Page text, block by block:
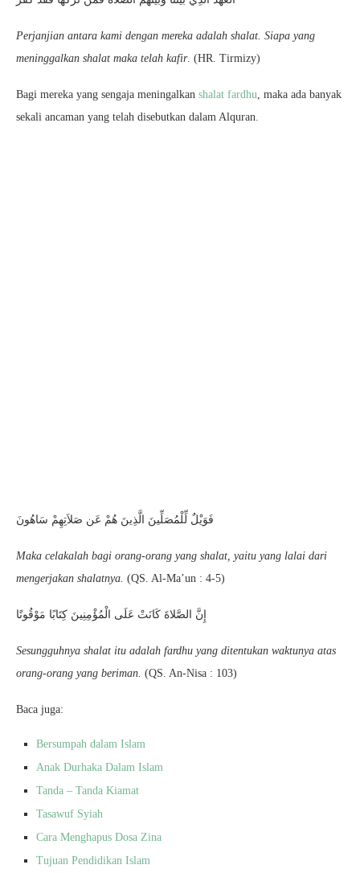
Perjanjian antara kami dengan mereka adalah shalat. Siapa yang
meninggalkan shalat maka telah kafir. (HR. Tirmizy)
Bagi mereka yang sengaja meningalkan shalat fardhu, maka ada banyak
sekali ancaman yang telah disebutkan dalam Alquran.
فَوَيْلٌ لِّلْمُصَلِّينَ الَّذِينَ هُمْ عَن صَلاَتِهِمْ سَاهُونَ
Maka celakalah bagi orang-orang yang shalat, yaitu yang lalai dari
mengerjakan shalatnya. (QS. Al-Ma’un : 4-5)
إِنَّ الصَّلاةَ كَانَتْ عَلَى الْمُؤْمِنِينَ كِتَابًا مَوْقُوتًا
Sesungguhnya shalat itu adalah fardhu yang ditentukan waktunya atas
orang-orang yang beriman. (QS. An-Nisa : 103)
Baca juga:
Bersumpah dalam Islam
Anak Durhaka Dalam Islam
Tanda – Tanda Kiamat
Tasawuf Syiah
Cara Menghapus Dosa Zina
Tujuan Pendidikan Islam